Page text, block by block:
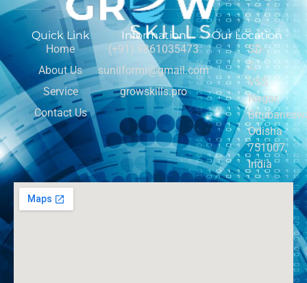
Quick Link
Home
About Us
Service
Contact Us
Information
(+91) 9861035473
sunilformr@gmail.com
growskills.pro
Our Location
SD-
2,
VSS
Nagar,
Odisha
751007,
India